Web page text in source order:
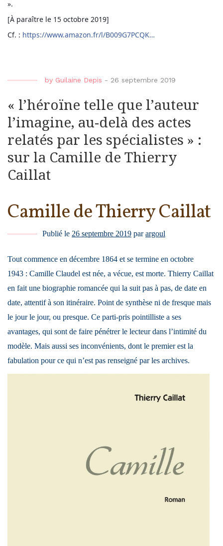
».
[À paraître le 15 octobre 2019]
Cf. : https://www.amazon.fr/l/B009G7PCQK…
by Guilaine Depis - 26 septembre 2019
« l’héroïne telle que l’auteur
l’imagine, au-delà des actes
relatés par les spécialistes » :
sur la Camille de Thierry
Caillat
Camille de Thierry Caillat
Publié le 26 septembre 2019 par argoul
Tout commence en décembre 1864 et se termine en octobre
1943 : Camille Claudel est née, a vécue, est morte. Thierry Caillat
en fait une biographie romancée qui la suit pas à pas, de date en
date, attentif à son itinéraire. Point de synthèse ni de fresque mais
le jour le jour, ou presque. Ce parti-pris pointilliste a ses
avantages, qui sont de faire pénétrer le lecteur dans l’intimité du
modèle. Mais aussi ses inconvénients, dont le premier est la
fabulation pour ce qui n’est pas renseigné par les archives.